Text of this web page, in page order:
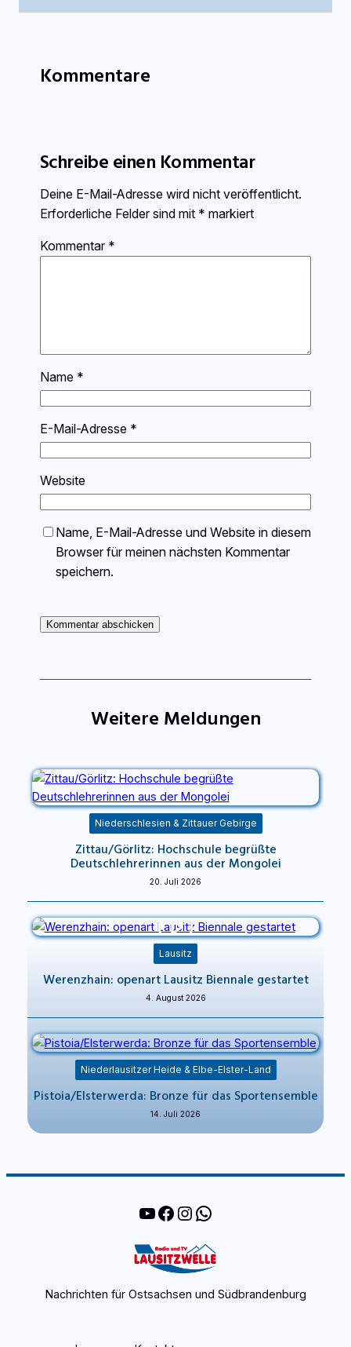
Kommentare
Schreibe einen Kommentar
Deine E-Mail-Adresse wird nicht veröffentlicht.
Erforderliche Felder sind mit * markiert
Kommentar *
Name *
E-Mail-Adresse *
Website
Name, E-Mail-Adresse und Website in diesem
Browser für meinen nächsten Kommentar
speichern.
Weitere Meldungen
Niederschlesien & Zittauer Gebirge
Zittau/Görlitz: Hochschule begrüßte
Deutschlehrerinnen aus der Mongolei
20. Juli 2026
Lausitz
Werenzhain: openart Lausitz Biennale gestartet
4. August 2026
Niederlausitzer Heide & Elbe-Elster-Land
Pistoia/Elsterwerda: Bronze für das Sportensemble
14. Juli 2026
YouTube
Facebook
Instagram
WhatsApp
Nachrichten für Ostsachsen und Südbrandenburg